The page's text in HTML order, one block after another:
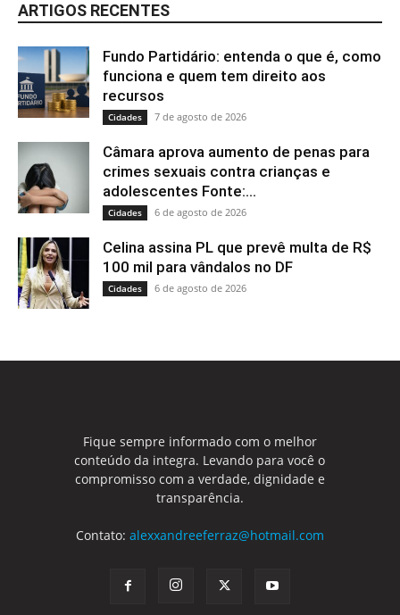
ARTIGOS RECENTES
Fundo Partidário: entenda o que é, como
funciona e quem tem direito aos
recursos
Cidades 7 de agosto de 2026
Câmara aprova aumento de penas para
crimes sexuais contra crianças e
adolescentes Fonte:...
Cidades 6 de agosto de 2026
Celina assina PL que prevê multa de R$
100 mil para vândalos no DF
Cidades 6 de agosto de 2026
Fique sempre informado com o melhor
conteúdo da integra. Levando para você o
compromisso com a verdade, dignidade e
transparência.
Contato: alexxandreeferraz@hotmail.com